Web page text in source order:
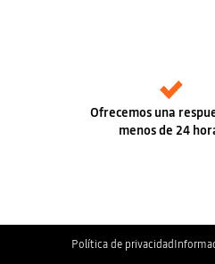
Ofrecemos una
menos de 24
Política de privacidad